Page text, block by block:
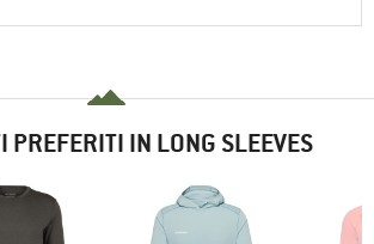
PREFERITI IN LONG SLEEVES